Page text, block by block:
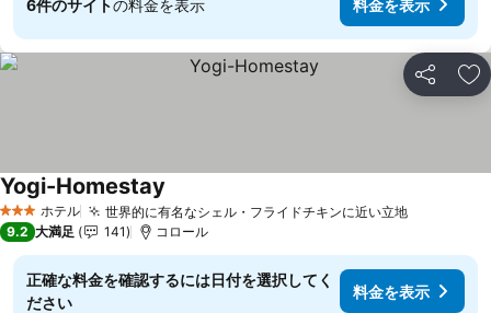
6件のサイトの料金を表示 料金を表示
シェア お
3 ホテルのランク
ホテル 世界的に有名なシェル・フライドチキンに近い立地料金を表
Yogi-Homestay
9.2 大満足 141 コロール
正確な料金を確認するには日付を選択してく
ださい
料金を表示